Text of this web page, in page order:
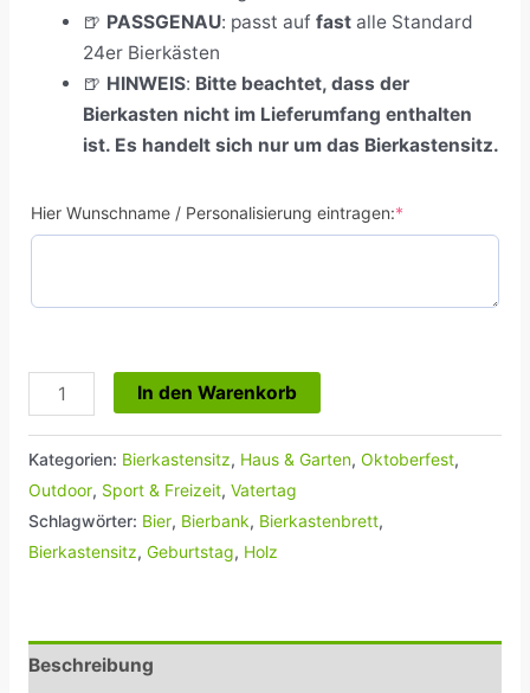
🍺 PASSGENAU: passt auffast alle Standard
24er Bierkästen
🍺 HINWEIS: Bitte beachtet, dass der
Bierkasten nicht im Lieferumfang enthalten
ist. Es handelt sich nur um das Bierkastensitz.
Hier Wunschname / Personalisierung eintragen:*
In den Warenkorb
Kategorien: Bierkastensitz, Haus & Garten, Oktoberfest,
Outdoor, Sport & Freizeit, Vatertag
Schlagwörter: Bier, Bierbank, Bierkastenbrett,
Bierkastensitz, Geburtstag, Holz
Beschreibung